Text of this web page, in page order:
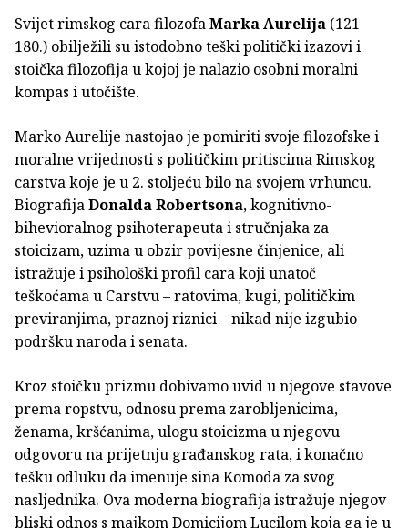
Svijet rimskog cara filozofaMarka Aurelija (121-
180.) obilježili su istodobno teški politički izazovi i
stoička filozofija u kojoj je nalazio osobni moralni
kompas i utočište.
Marko Aurelije nastojao je pomiriti svoje filozofske i
moralne vrijednosti s političkim pritiscima Rimskog
carstva koje je u 2. stoljeću bilo na svojem vrhuncu.
BiografijaDonalda Robertsona, kognitivno-
bihevioralnog psihoterapeuta i stručnjaka za
stoicizam, uzima u obzir povijesne činjenice, ali
istražuje i psihološki profil cara koji unatoč
teškoćama u Carstvu – ratovima, kugi, političkim
previranjima, praznoj riznici – nikad nije izgubio
podršku naroda i senata.
Kroz stoičku prizmu dobivamo uvid u njegove stavove
prema ropstvu, odnosu prema zarobljenicima,
ženama, kršćanima, ulogu stoicizma u njegovu
odgovoru na prijetnju građanskog rata, i konačno
tešku odluku da imenuje sina Komoda za svog
nasljednika. Ova moderna biografija istražuje njegov
bliski odnos s majkom Domicijom Lucilom koja ga je u